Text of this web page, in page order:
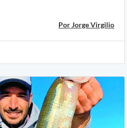
Por Jorge Virgilio